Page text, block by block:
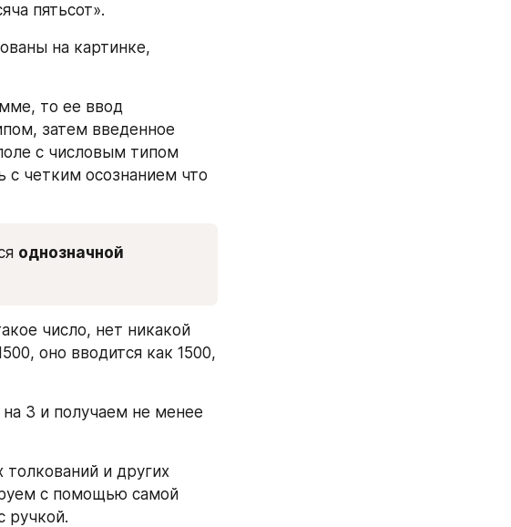
пятьсот».
на картинке,
то ее ввод
затем введенное
с числовым типом
с четким осознанием что
однозначной
число, нет никакой
оно вводится как 1500,
3 и получаем не менее
толкований и других
с помощью самой
ручкой.